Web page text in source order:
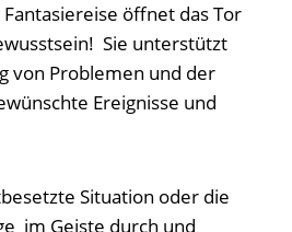
öffnet das Tor
Sie unterstützt
von Problemen und der
Ereignisse und
Situation oder die
im Geiste durch und